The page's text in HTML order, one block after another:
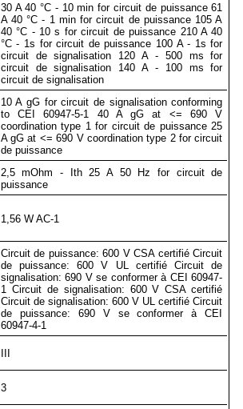
30 A 40 °C - 10 min for circuit de puissance 61
A 40 °C - 1 min for circuit de puissance 105 A
40 °C - 10 s for circuit de puissance 210 A 40
°C - 1s for circuit de puissance 100 A - 1s for
circuit de signalisation 120 A - 500 ms for
circuit de signalisation 140 A - 100 ms for
circuit de signalisation
10 A gG for circuit de signalisation conforming
to CEI 60947-5-1 40 A gG at <= 690 V
coordination type 1 for circuit de puissance 25
A gG at <= 690 V coordination type 2 for circuit
de puissance
2,5 mOhm - Ith 25 A 50 Hz for circuit de
puissance
1,56 W AC-1
Circuit de puissance: 600 V CSA certifié Circuit
de puissance: 600 V UL certifié Circuit de
signalisation: 690 V se conformer à CEI 60947-
1 Circuit de signalisation: 600 V CSA certifié
Circuit de signalisation: 600 V UL certifié Circuit
de puissance: 690 V se conformer à CEI
60947-4-1
3